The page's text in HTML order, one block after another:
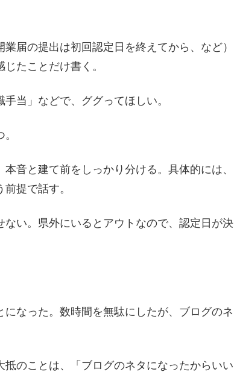
届の提出は初回認定日を終えてから、など）
たことだけ書く。
当」などで、ググってほしい。
音と建て前をしっかり分ける。具体的には、
提で話す。
い。県外にいるとアウトなので、認定日が決
なった。数時間を無駄にしたが、ブログのネ
のことは、「ブログのネタになったからいい